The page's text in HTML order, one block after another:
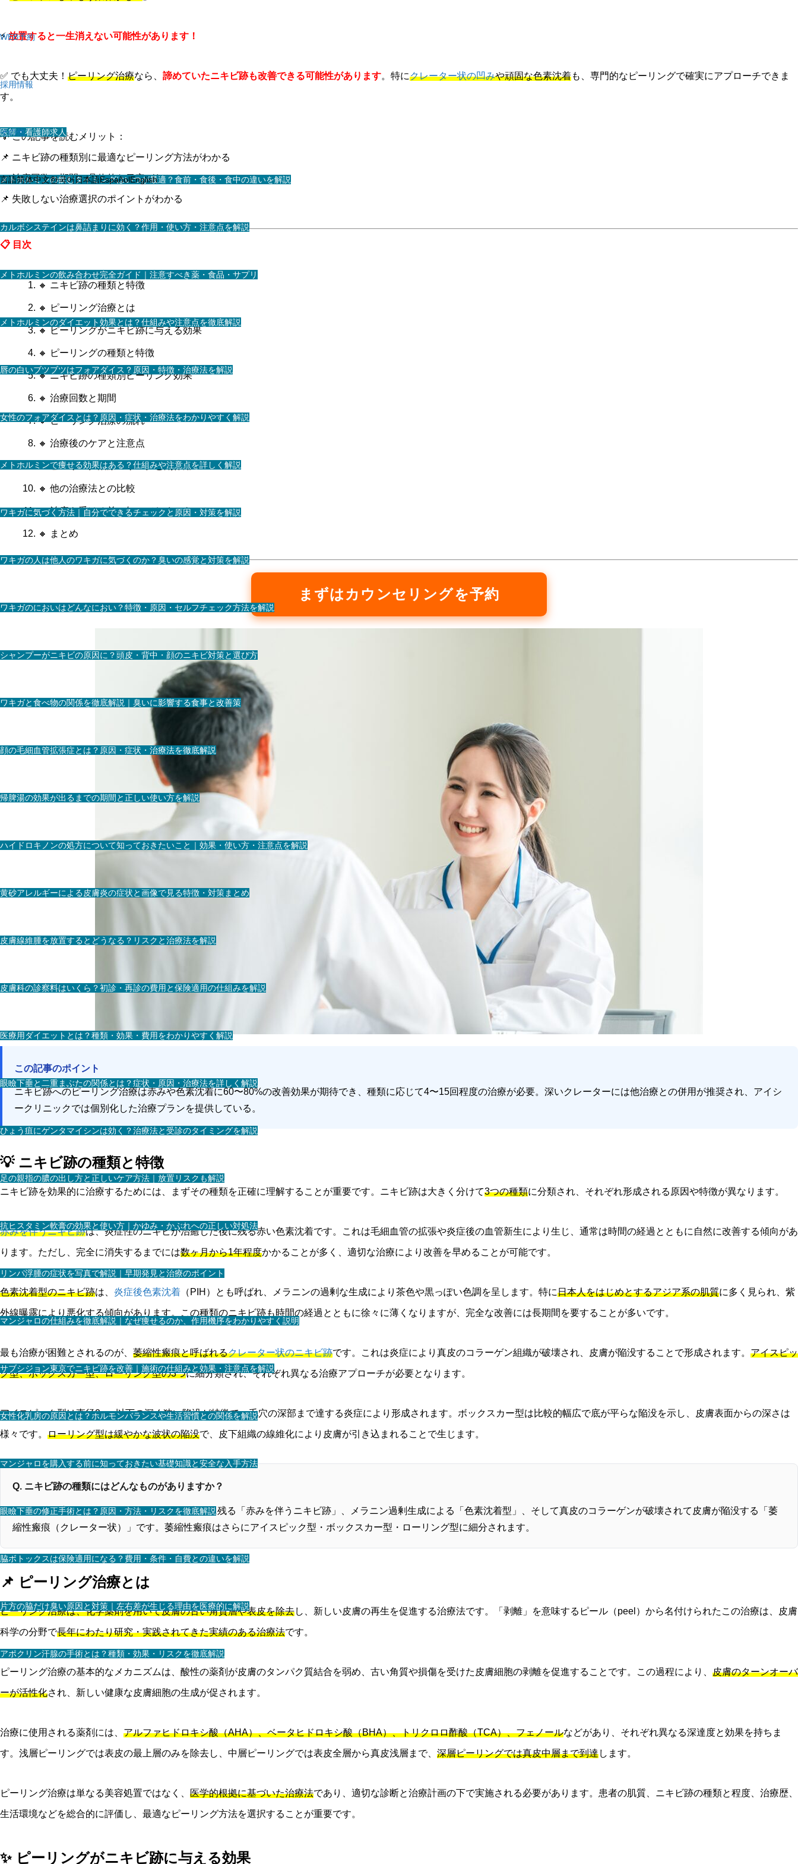
WEB予約
採用情報
医師・看護師求人
スタッフ求人
その他
メトホルミンの飲むタイミングはいつが最適？食前・食後・食中の違いを解説
カルボシステインは鼻詰まりに効く？作用・使い方・注意点を解説
メトホルミンの飲み合わせ完全ガイド｜注意すべき薬・食品・サプリ
メトホルミンのダイエット効果とは？仕組みや注意点を徹底解説
唇の白いブツブツはフォアダイス？原因・特徴・治療法を解説
女性のフォアダイスとは？原因・症状・治療法をわかりやすく解説
メトホルミンで痩せる効果はある？仕組みや注意点を詳しく解説
ワキガに気づく方法｜自分でできるチェックと原因・対策を解説
ワキガの人は他人のワキガに気づくのか？臭いの感覚と対策を解説
ワキガのにおいはどんなにおい？特徴・原因・セルフチェック方法を解説
シャンプーがニキビの原因に？頭皮・背中・顔のニキビ対策と選び方
ワキガと食べ物の関係を徹底解説｜臭いに影響する食事と改善策
顔の毛細血管拡張症とは？原因・症状・治療法を徹底解説
帰脾湯の効果が出るまでの期間と正しい使い方を解説
ハイドロキノンの処方について知っておきたいこと｜効果・使い方・注意点を解説
黄砂アレルギーによる皮膚炎の症状と画像で見る特徴・対策まとめ
皮膚線維腫を放置するとどうなる？リスクと治療法を解説
皮膚科の診察料はいくら？初診・再診の費用と保険適用の仕組みを解説
医療用ダイエットとは？種類・効果・費用をわかりやすく解説
眼瞼下垂と二重まぶたの関係とは？症状・原因・治療法を詳しく解説
ひょう疽にゲンタマイシンは効く？治療法と受診のタイミングを解説
足の親指の膿の出し方と正しいケア方法｜放置リスクも解説
抗ヒスタミン軟膏の効果と使い方｜かゆみ・かぶれへの正しい対処法
リンパ浮腫の症状を写真で解説｜早期発見と治療のポイント
マンジャロの仕組みを徹底解説｜なぜ痩せるのか、作用機序をわかりやすく説明
サブシジョン東京でニキビ跡を改善｜施術の仕組みと効果・注意点を解説
女性化乳房の原因とは？ホルモンバランスや生活習慣との関係を解説
マンジャロを購入する前に知っておきたい基礎知識と安全な入手方法
眼瞼下垂の修正手術とは？原因・方法・リスクを徹底解説
脇ボトックスは保険適用になる？費用・条件・自費との違いを解説
片方の脇だけ臭い原因と対策｜左右差が生じる理由を医療的に解説
アポクリン汗腺の手術とは？種類・効果・リスクを徹底解説
言語简体中文한국어日本語EspañolEnglish
⚡放置すると一生消えない可能性があります！
✅ でも大丈夫！ ピーリング治療なら、 諦めていたニキビ跡も改善できる可能性があります。特にクレーター状の凹みや頑固な色素沈着も、専門的なピーリングで確実にアプローチできま
す。
💡 この記事を読むメリット：
📌 ニキビ跡の種類別に最適なピーリング方法がわかる
📌治療回数・期間の具体的な目安がわかる
📌 失敗しない治療選択のポイントがわかる
📋 目次
🔸 ニキビ跡の種類と特徴
🔸 ピーリング治療とは
🔸 ピーリングがニキビ跡に与える効果
🔸 ピーリングの種類と特徴
🔸 ニキビ跡の種類別ピーリング効果
🔸 治療回数と期間
🔸 ピーリング治療の流れ
🔸 治療後のケアと注意点
🔸 ピーリング治療のリスクと副作用
🔸 他の治療法との比較
🔸 治療を受ける前に知っておくべきこと
🔸 まとめ
まずはカウンセリングを予約
この記事のポイント
ニキビ跡へのピーリング治療は赤みや色素沈着に60〜80%の改善効果が期待でき、種類に応じて4〜15回程度の治療が必要。深いクレーターには他治療との併用が推奨され、アイシ
ークリニックでは個別化した治療プランを提供している。
💡 ニキビ跡の種類と特徴
ニキビ跡を効果的に治療するためには、まずその種類を正確に理解することが重要です。ニキビ跡は大きく分けて3つの種類に分類され、それぞれ形成される原因や特徴が異なります。
赤みを伴うニキビ跡は、炎症性のニキビが治癒した後に残る赤い色素沈着です。これは毛細血管の拡張や炎症後の血管新生により生じ、通常は時間の経過とともに自然に改善する傾向があ
ります。ただし、完全に消失するまでには数ヶ月から1年程度かかることが多く、適切な治療により改善を早めることが可能です。
色素沈着型のニキビ跡は、 炎症後色素沈着 （PIH）とも呼ばれ、メラニンの過剰な生成により茶色や黒っぽい色調を呈します。特に日本人をはじめとするアジア系の肌質に多く見られ、紫
外線曝露により悪化する傾向があります。この種類のニキビ跡も時間の経過とともに徐々に薄くなりますが、完全な改善には長期間を要することが多いです。
最も治療が困難とされるのが、 萎縮性瘢痕と呼ばれるクレーター状のニキビ跡です。これは炎症により真皮のコラーゲン組織が破壊され、皮膚が陥没することで形成されます。 アイスピッ
ク型、ボックスカー型、ローリング型の3つに細分類され、それぞれ異なる治療アプローチが必要となります。
アイスピック型は直径2mm以下の深く狭い陥没が特徴で、毛穴の深部まで達する炎症により形成されます。ボックスカー型は比較的幅広で底が平らな陥没を示し、皮膚表面からの深さは
様々です。 ローリング型は緩やかな波状の陥没で、皮下組織の線維化により皮膚が引き込まれることで生じます。
Q. ニキビ跡の種類にはどんなものがありますか？
ニキビ跡は主に3種類に分類されます。炎症後に残る「赤みを伴うニキビ跡」、メラニン過剰生成による「色素沈着型」、そして真皮のコラーゲンが破壊されて皮膚が陥没する「萎
縮性瘢痕（クレーター状）」です。萎縮性瘢痕はさらにアイスピック型・ボックスカー型・ローリング型に細分されます。
📌 ピーリング治療とは
ピーリング治療は、化学薬剤を用いて皮膚の古い角質層や表皮を除去し、新しい皮膚の再生を促進する治療法です。「剥離」を意味するピール（peel）から名付けられたこの治療は、皮膚
科学の分野で長年にわたり研究・実践されてきた実績のある治療法です。
ピーリング治療の基本的なメカニズムは、酸性の薬剤が皮膚のタンパク質結合を弱め、古い角質や損傷を受けた皮膚細胞の剥離を促進することです。この過程により、 皮膚のターンオーバ
ーが活性化され、新しい健康な皮膚細胞の生成が促されます。
治療に使用される薬剤には、 アルファヒドロキシ酸（AHA）、ベータヒドロキシ酸（BHA）、トリクロロ酢酸（TCA）、フェノールなどがあり、それぞれ異なる深達度と効果を持ちま
す。浅層ピーリングでは表皮の最上層のみを除去し、中層ピーリングでは表皮全層から真皮浅層まで、 深層ピーリングでは真皮中層まで到達します。
ピーリング治療は単なる美容処置ではなく、 医学的根拠に基づいた治療法であり、適切な診断と治療計画の下で実施される必要があります。患者の肌質、ニキビ跡の種類と程度、治療歴、
生活環境などを総合的に評価し、最適なピーリング方法を選択することが重要です。
✨ ピーリングがニキビ跡に与える効果